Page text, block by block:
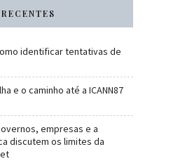
RECENTES
identificar tentativas de
e o caminho até a ICANN87
empresas e a
discutem os limites da